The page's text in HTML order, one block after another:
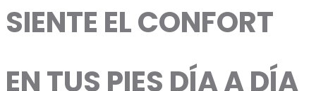
SIENTE EL CONFORT
EN TUS PIES DÍA A DÍA